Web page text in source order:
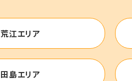
荒江エリア
田島エリア